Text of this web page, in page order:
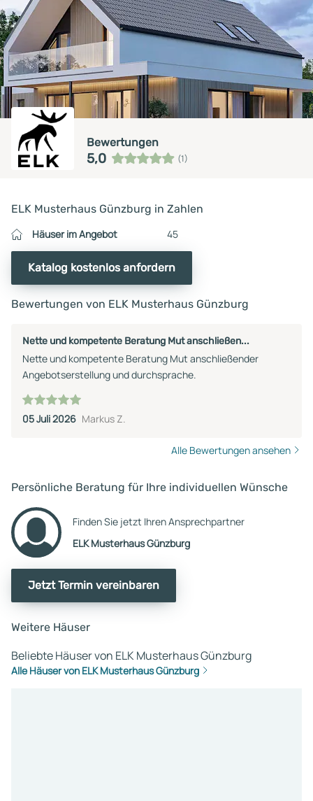
Bewertungen
5,0 (1)
ELK Musterhaus Günzburg in Zahlen
Häuser im Angebot
45
Katalog kostenlos anfordern
Bewertungen von ELK Musterhaus Günzburg
Nette und kompetente Beratung Mut anschließen...
Nette und kompetente Beratung Mut anschließender
Angebotserstellung und durchsprache.
05 Juli 2026 Markus Z.
Alle Bewertungen ansehen
Persönliche Beratung für Ihre individuellen Wünsche
Finden Sie jetzt Ihren Ansprechpartner
ELK Musterhaus Günzburg
Jetzt Termin vereinbaren
Weitere Häuser
Beliebte Häuser von ELK Musterhaus Günzburg
Alle Häuser von ELK Musterhaus Günzburg